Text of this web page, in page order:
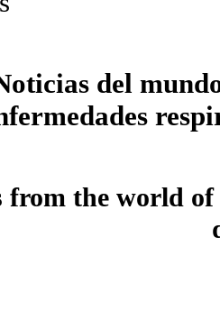
del
from the world